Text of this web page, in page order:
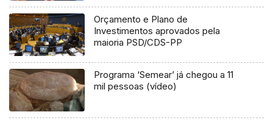
Orçamento e Plano de
Investimentos aprovados pela
maioria PSD/CDS-PP
Programa ‘Semear’ já chegou a 11
mil pessoas (vídeo)